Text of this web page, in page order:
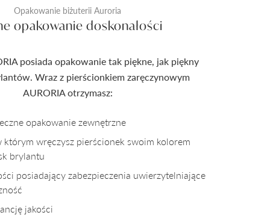
Opakowanie biżuterii Auroria
opakowanie doskonałości
posiada opakowanie tak piękne, jak piękny
Wraz z pierścionkiem zaręczynowym
AURORIA otrzymasz:
opakowanie zewnętrzne
którym wręczysz pierścionek swoim kolorem
brylantu
posiadający zabezpieczenia uwierzytelniające
jakości